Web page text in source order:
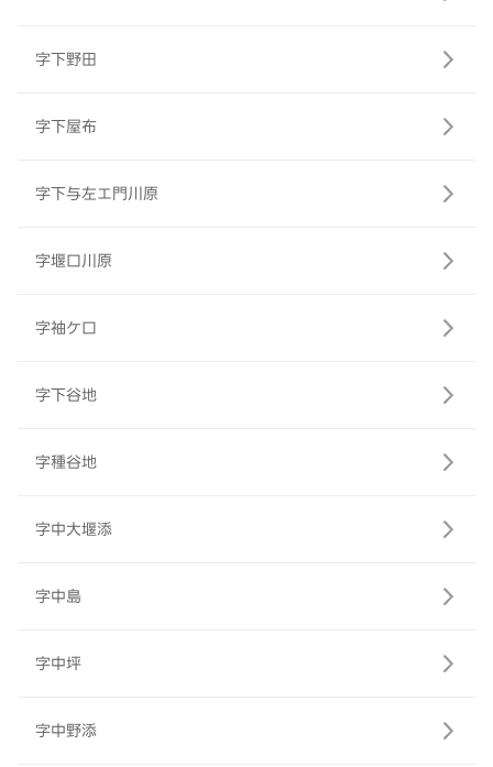
字下野田
字下屋布
字下与左エ門川原
字堰口川原
字袖ケ口
字下谷地
字種谷地
字中大堰添
字中島
字中坪
字中野添